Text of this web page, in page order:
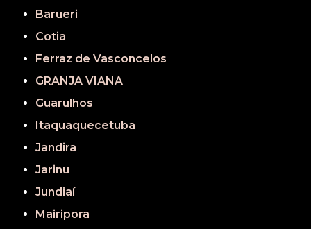
Barueri
Cotia
Ferraz de Vasconcelos
GRANJA VIANA
Guarulhos
Itaquaquecetuba
Jandira
Jarinu
Jundiaí
Mairiporã